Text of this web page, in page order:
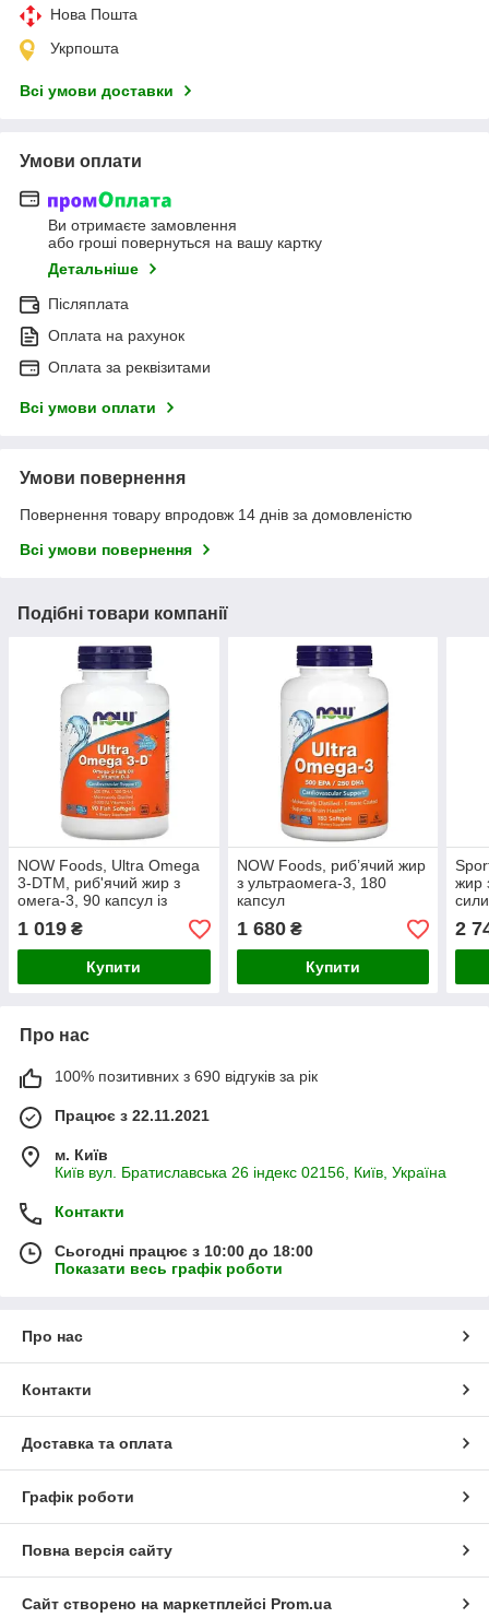
Нова Пошта
Укрпошта
Всі умови доставки
Умови оплати
Ви отримаєте замовлення
або гроші повернуться на вашу картку
Детальніше
Післяплата
Оплата на рахунок
Оплата за реквізитами
Всі умови оплати
Умови повернення
Повернення товару впродовж 14 днів за домовленістю
Всі умови повернення
Подібні товари компанії
NOW Foods, Ultra Omega
3-DTM, риб'ячий жир з
омега-3, 90 капсул із
риб'ячого желатину
1 019 ₴
Купити
NOW Foods, риб’ячий жир
з ультраомега-3, 180
капсул
1 680₴
Купити
жир
2
Про нас
100% позитивних з 690 відгуків за рік
Працює з 22.11.2021
м. Київ
Київ вул. Братиславська 26 індекс 02156, Київ, Україна
Контакти
Сьогодні працює з 10:00 до 18:00
Показати весь графік роботи
Про нас
Контакти
Доставка та оплата
Графік роботи
Повна версія сайту
Сайт створено на маркетплейсі Prom.ua